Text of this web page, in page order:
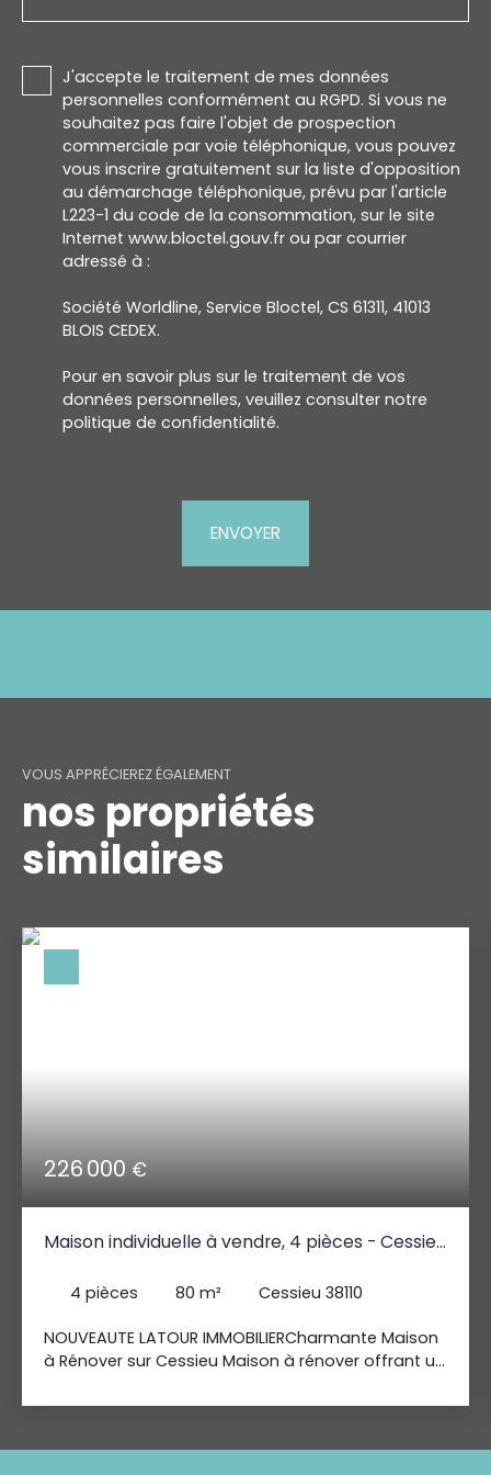
J'accepte le traitement de mes données
personnelles conformément au RGPD. Si vous ne
souhaitez pas faire l'objet de prospection
commerciale par voie téléphonique, vous pouvez
vous inscrire gratuitement sur la liste d'opposition
au démarchage téléphonique, prévu par l'article
L223-1 du code de la consommation, sur le site
Internet www.bloctel.gouv.fr ou par courrier
adressé à :
Société Worldline, Service Bloctel, CS 61311, 41013
BLOIS CEDEX.
Pour en savoir plus sur le traitement de vos
données personnelles, veuillez consulter notre
politique de confidentialité.
ENVOYER
VOUS APPRÉCIEREZ ÉGALEMENT
nos propriétés
similaires
226 000 €
Maison individuelle à vendre, 4 pièces - Cessieu
4 pièces 80 m² Cessieu 38110
NOUVEAUTE LATOUR IMMOBILIERCharmante Maison
à Rénover sur Cessieu Maison à rénover offrant un
(école, pharmacie, épicerie, tabac). Elle se
(garage, buanderie, cave, dépendances